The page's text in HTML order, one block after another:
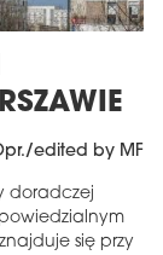
edited by MF
doradczej
się przy